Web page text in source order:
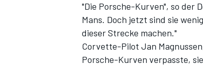
"Die Porsche-Kurven", so der
Mans. Doch jetzt sind sie
dieser Strecke machen."
Corvette-Pilot Jan
Porsche-Kurven verpasste,